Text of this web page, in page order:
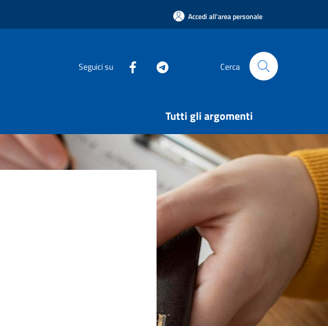
Accedi all'area personale
Seguici su Cerca
Tutti gli argomenti